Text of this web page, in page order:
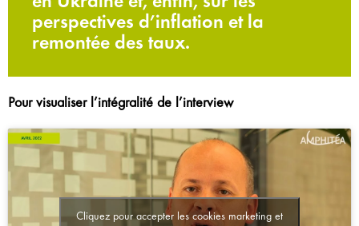
perspectives d’inflation et la
remontée des taux.
Pour visualiser l’intégralité de l’interview
Cliquez pour accepter les cookies marketing et